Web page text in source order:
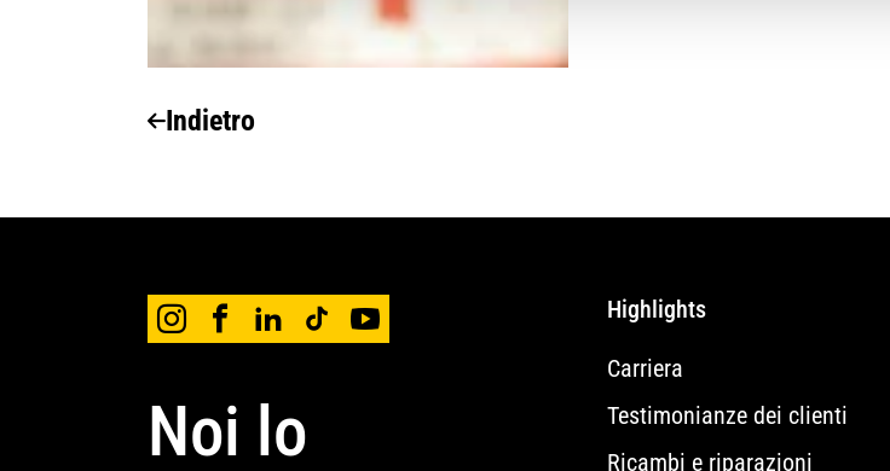
Indietro
Noi lo
Highlights
Carriera
Testimonianze dei clienti
Ricambi e riparazioni